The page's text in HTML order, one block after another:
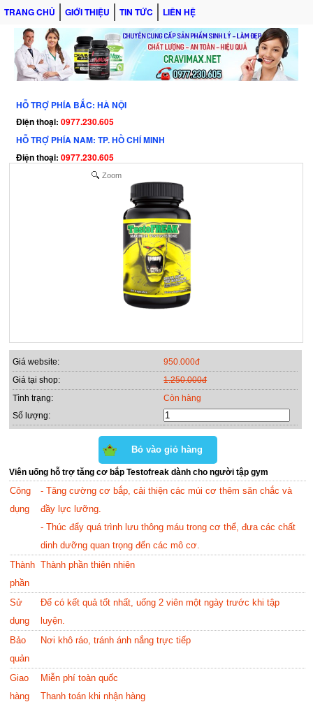
TRANG CHỦ GIỚI THIỆU TIN TỨC LIÊN HỆ
HỖ TRỢ PHÍA BẮC: HÀ NỘI
Điện thoại: 0977.230.605
HỖ TRỢ PHÍA NAM: TP. HỒ CHÍ MINH
Điện thoại: 0977.230.605
Zoom
Giá website:
950.000đ
Giá tại shop:
1.250.000đ
Tình trạng:
Còn hàng
Số lượng:
Viên uống hỗ trợ tăng cơ bắp Testofreak dành cho người tập gym
Công
dụng
- Tăng cường cơ bắp, cải thiện các múi cơ thêm săn chắc và
đầy lực lưỡng.
- Thúc đẩy quá trình lưu thông máu trong cơ thể, đưa các chất
dinh dưỡng quan trọng đến các mô cơ.
Thành
phần
Thành phần thiên nhiên
Sử
dụng
Để có kết quả tốt nhất, uống 2 viên một ngày trước khi tập
luyện.
Bảo
quản
Nơi khô ráo, tránh ánh nắng trực tiếp
Giao
hàng
Miễn phí toàn quốc
Thanh toán khi nhận hàng